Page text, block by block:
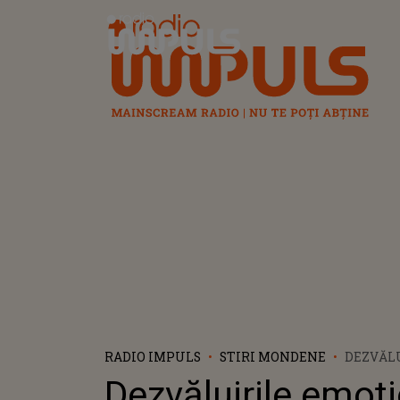
Radio Impuls
RADIO IMPULS STIRI MONDENE
DOARE